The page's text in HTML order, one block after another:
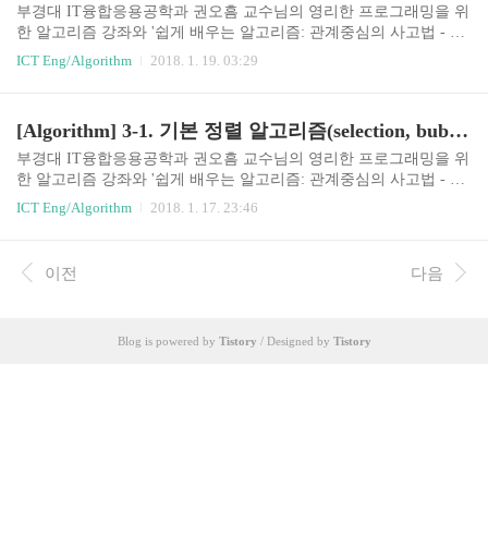
좋은 정렬 알고리즘 중 하나다.Heap의 정의Heap은완전 이진 트리(co
mplete binary tree)이면서Heap property를 만족해야 한다.동일한 데이
부경대 IT융합응용공학과 권오흠 교수님의 영리한 프로그래밍을 위
한 알고리즘 강좌와 '쉽게 배우는 알고리즘: 관계중심의 사고법 - 문
병로'등을 통한 알고리즘 학습 강좌 링크3-3. 빠른정렬(Quick Sort)분
할정복법분할배열을 다음과 같은 조건이 만족되도록 두 부분으로
ICT Eng/Algorithm 2018. 1. 19. 03:29
[Algorithm] 3-1. 기본 정렬 알고리즘(selection, bubble, insertion sort) with JAVA
부경대 IT융합응용공학과 권오흠 교수님의 영리한 프로그래밍을 위
한 알고리즘 강좌와 '쉽게 배우는 알고리즘: 관계중심의 사고법 - 문
병로'등을 통한 알고리즘 학습 강좌 링크3-1. 정렬simple, slowBubble
sortInsertion sortSelection sortfastQuick sortMerge sortHeap sortO(n)Rad
찾는다최대 원소와 맨 오른쪽 원소를 교환한다.맨 오른쪽 원소를 제
외한다.하나의 원소만 남을 때까지 위의 루프를 반복한다.pseudocod
ICT Eng/Algorithm 2018. 1. 17. 23:46
이전 다음
Blog is powered by Tistory / Designed by Tistory